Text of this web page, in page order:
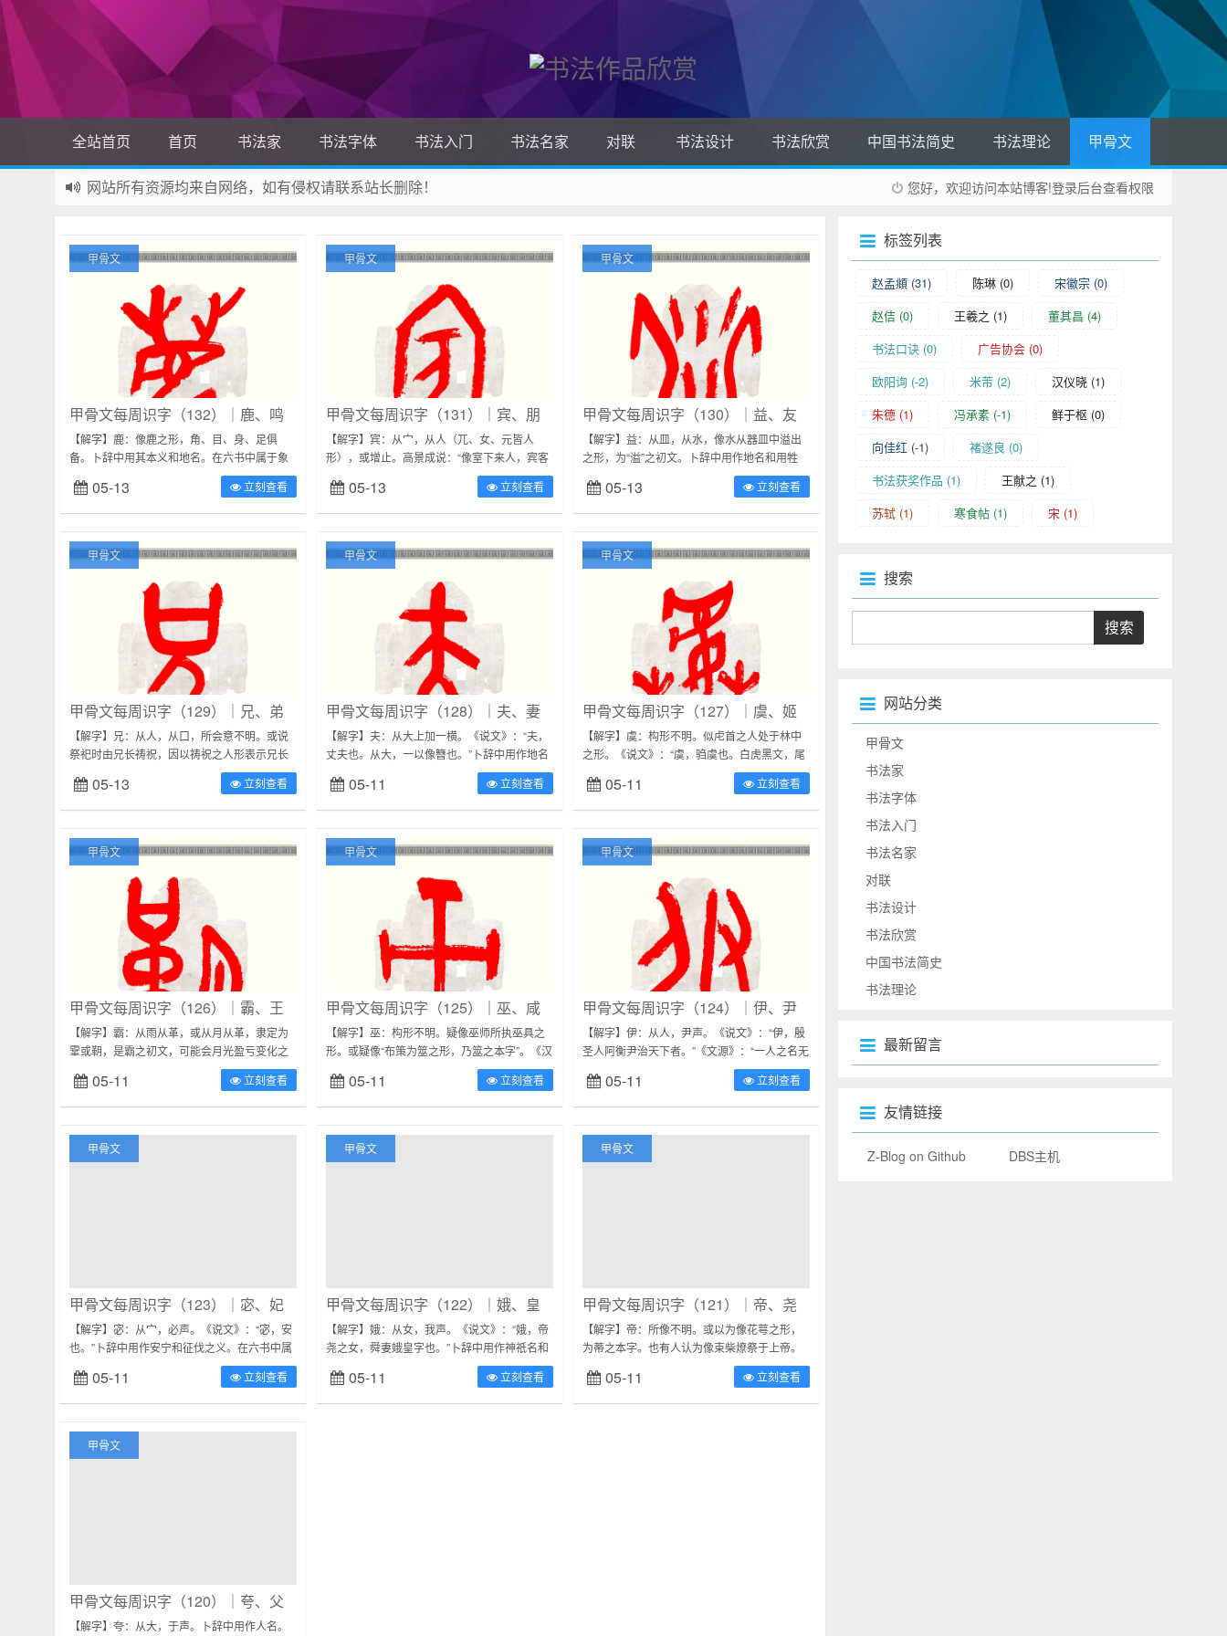
全站首页 首页 书法家 书法字体 书法入门 书法名家 对联 书法设计 书法欣赏 中国书法简史 书法理论 甲骨文
您好，欢迎访问本站博客!登录后台查看权限
网站所有资源均来自网络，如有侵权请联系站长删除！
甲骨文
甲骨文每周识字（132）｜鹿、鸣
【解字】鹿：像鹿之形，角、目、身、足俱
备。卜辞中用其本义和地名。在六书中属于象
形。【鹿字常见字形】资料来源：《甲骨文常
用字字典》【解字】鸣：从鸟，从口，会鸟鸣
之...
05-13 立刻查看
甲骨文
甲骨文每周识字（131）｜宾、朋
【解字】宾：从宀，从人（兀、女、元皆人
形），或增止。高景成说：“像室下来人，宾客
之义”。卜辞中用作祭名和人名。在六书中属于
会意。【宾字常见字形】资料来源：《甲骨...
05-13 立刻查看
甲骨文
甲骨文每周识字（130）｜益、友
【解字】益：从皿，从水，像水从器皿中溢出
之形，为“溢”之初文。卜辞中用作地名和用牲
法。在六书中属于会意。【益字常见字形】资
料来源：《甲骨文常用字字典》【解字】...
05-13 立刻查看
甲骨文
甲骨文每周识字（129）｜兄、弟
【解字】兄：从人，从口，所会意不明。或说
祭祀时由兄长祷祝，因以祷祝之人形表示兄长
之兄；也有人说，兄字从口表示兄长是发号施
令的人。《说文》：“兄，长也。”卜辞中用...
05-13 立刻查看
甲骨文
甲骨文每周识字（128）｜夫、妻
【解字】夫：从大上加一横。《说文》：“夫，
丈夫也。从大，一以像簪也。”卜辞中用作地名
或人名。在六书中属于象形。【夫字常见字
形】资料来源：《甲骨文常用字字典》【解...
05-11 立刻查看
甲骨文
甲骨文每周识字（127）｜虞、姬
【解字】虞：构形不明。似虍首之人处于林中
之形。《说文》：“虞，驺虞也。白虎黑文，尾
长于身，仁兽，食自死之肉。从虍，吴声。”古
时称掌管山泽苑囿田猎的职官为“虞人”...
05-11 立刻查看
甲骨文
甲骨文每周识字（126）｜霸、王
【解字】霸：从雨从革，或从月从革，隶定为
䨣或䩗，是霸之初文，可能会月光盈亏变化之
意。《说文》：“霸，月始生霸然也。承大月二
日，承小月三日。从月，䨣声”，本义应为...
05-11 立刻查看
甲骨文
甲骨文每周识字（125）｜巫、咸
【解字】巫：构形不明。疑像巫师所执巫具之
形。或疑像“布策为筮之形，乃筮之本字”。《汉
语大字典》：“像两玉交错形，古代巫师以玉为
灵物，故以交错的玉形代表巫祝的巫。...
05-11 立刻查看
甲骨文
甲骨文每周识字（124）｜伊、尹
【解字】伊：从人，尹声。《说文》：“伊，殷
圣人阿衡尹治天下者。”《文源》：“一人之名无
专制字之理。伊尹生于伊川空桑，本以伊水为
姓，故从人，犹姬、姜之字从女也。”...
05-11 立刻查看
甲骨文
甲骨文每周识字（123）｜宓、妃
【解字】宓：从宀，必声。《说文》：“宓，安
也。”卜辞中用作安宁和征伐之义。在六书中属
于形声。【宓字常见字形】资料来源：《甲骨
文常用字字典》【解字】妃：从女，从卩...
05-11 立刻查看
甲骨文
甲骨文每周识字（122）｜娥、皇
【解字】娥：从女，我声。《说文》：“娥，帝
尧之女，舜妻娥皇字也。”卜辞中用作神祇名和
人名。在六书中属于形声。【娥字常见字形】
资料来源：《甲骨文常用字字典》【解字...
05-11 立刻查看
甲骨文
甲骨文每周识字（121）｜帝、尧
【解字】帝：所像不明。或以为像花萼之形，
为蒂之本字。也有人认为像束柴燎祭于上帝。
皆难证信。卜辞中用作上帝和商代先王称号，
也用为祭名，读“禘”。在六书中属于象形。...
05-11 立刻查看
甲骨文
甲骨文每周识字（120）｜夸、父
【解字】夸：从大，于声。卜辞中用作人名。
标签列表
赵孟頫 (31) 陈琳 (0) 宋徽宗 (0)
赵佶 (0) 王羲之 (1) 董其昌 (4)
书法口诀 (0) 广告协会 (0)
欧阳询 (-2) 米芾 (2) 汉仪晓 (1)
朱德 (1) 冯承素 (-1) 鲜于枢 (0)
向佳红 (-1) 褚遂良 (0)
书法获奖作品 (1) 王献之 (1)
苏轼 (1) 寒食帖 (1) 宋 (1)
搜索
网站分类
甲骨文
书法家
书法字体
书法入门
书法名家
对联
书法设计
书法欣赏
中国书法简史
书法理论
最新留言
友情链接
Z-Blog on Github DBS主机